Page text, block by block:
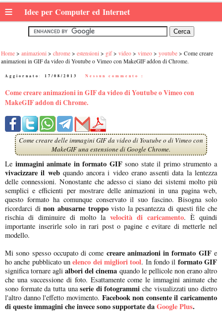
≡ Idee per Computer ed Internet
Home animazioni chrome estensioni gif video vimeo youtube
Come creare
animazioni in GIF da video di Youtube o Vimeo con MakeGIF addon di Chrome.
Aggiornato: 17/08/2013 Nessun commento :
Come creare animazioni in GIF da video di Youtube o Vimeo con
MakeGIF addon di Chrome.
Come creare delle immagini GIF da video di Youtube o di Vimeo con
MakeGIF una estensione di Google Chrome.
Le immagini animate in formato GIFsono state il primo strumento a
vivacizzare il webquando ancora i video erano assenti data la lentezza
delle connessioni. Nonostante che adesso ci siano dei sistemi molto più
semplici e efficienti per mostrare delle animazioni in una pagina web,
questo formato ha comunque conservato il suo fascino. Bisogna solo
ricordarci dinon abusarne troppovisto la pesantezza di questi file che
rischia di diminuire di molto la velocità di caricamento. È quindi
importante inserirle solo in rari post o pagine e evitare di metterle nel
modello.
Mi sono spesso occupato di come creare animazioni in formato GIFe
ho anche pubblicato unelenco dei migliori tool. In fondo il formato GIF
significa tornare agli albori del cinema quando le pellicole non erano altro
che una successione di foto. Esattamente come le immagini animate che
sono formate da tutta unaserie di fotogrammi che visualizzati uno dietro
l'altro danno l'effetto movimento. Facebook non consente il caricamento
di queste immagini che invece sono supportate daGoogle Plus.